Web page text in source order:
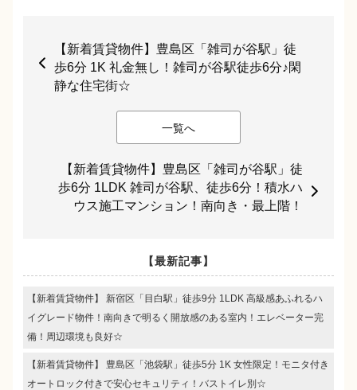
【新着賃貸物件】豊島区「雑司が谷駅」徒
歩6分 1K 礼金無し！雑司が谷駅徒歩6分♪閑
静な住宅街☆
一覧へ
【新着賃貸物件】豊島区「雑司が谷駅」徒
歩6分 1LDK 雑司が谷駅、徒歩6分！積水ハ
ウス施工マンション！南向き・最上階！
【最新記事】
【新着賃貸物件】 新宿区「目白駅」徒歩9分 1LDK 高級感あふれるハ
イグレード物件！南向きで明るく開放感のある室内！エレベーター完
備！周辺環境も良好☆
【新着賃貸物件】 豊島区「池袋駅」徒歩5分 1K 女性限定！モニタ付き
オートロック付きで安心セキュリティ！バストイレ別☆